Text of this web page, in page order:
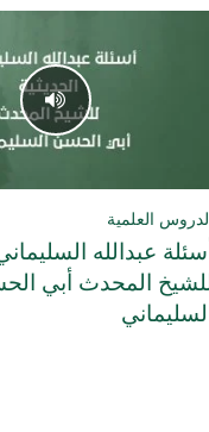
الدروس العلمية
عبدالله
المحدث أبي